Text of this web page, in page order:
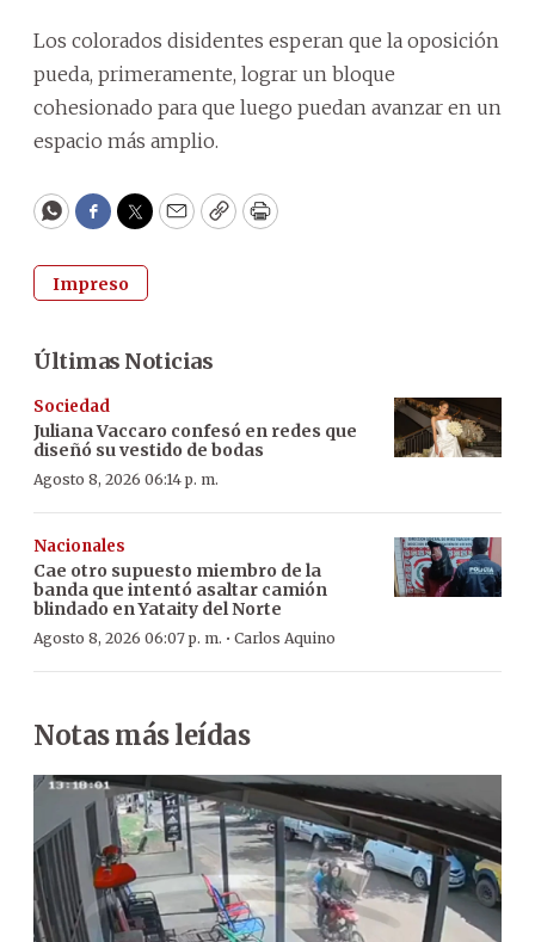
Los colorados disidentes esperan que la oposición
pueda, primeramente, lograr un bloque
cohesionado para que luego puedan avanzar en un
espacio más amplio.
WhatsApp
Facebook
Twitter
EmailCopyPrint
Impreso
Últimas Noticias
Sociedad
Juliana Vaccaro confesó en redes que
diseñó su vestido de bodas
Agosto 8, 2026 06:14 p. m.
Nacionales
Cae otro supuesto miembro de la
banda que intentó asaltar camión
blindado en Yataity del Norte
Agosto 8, 2026 06:07 p. m. · Carlos Aquino
Notas más leídas